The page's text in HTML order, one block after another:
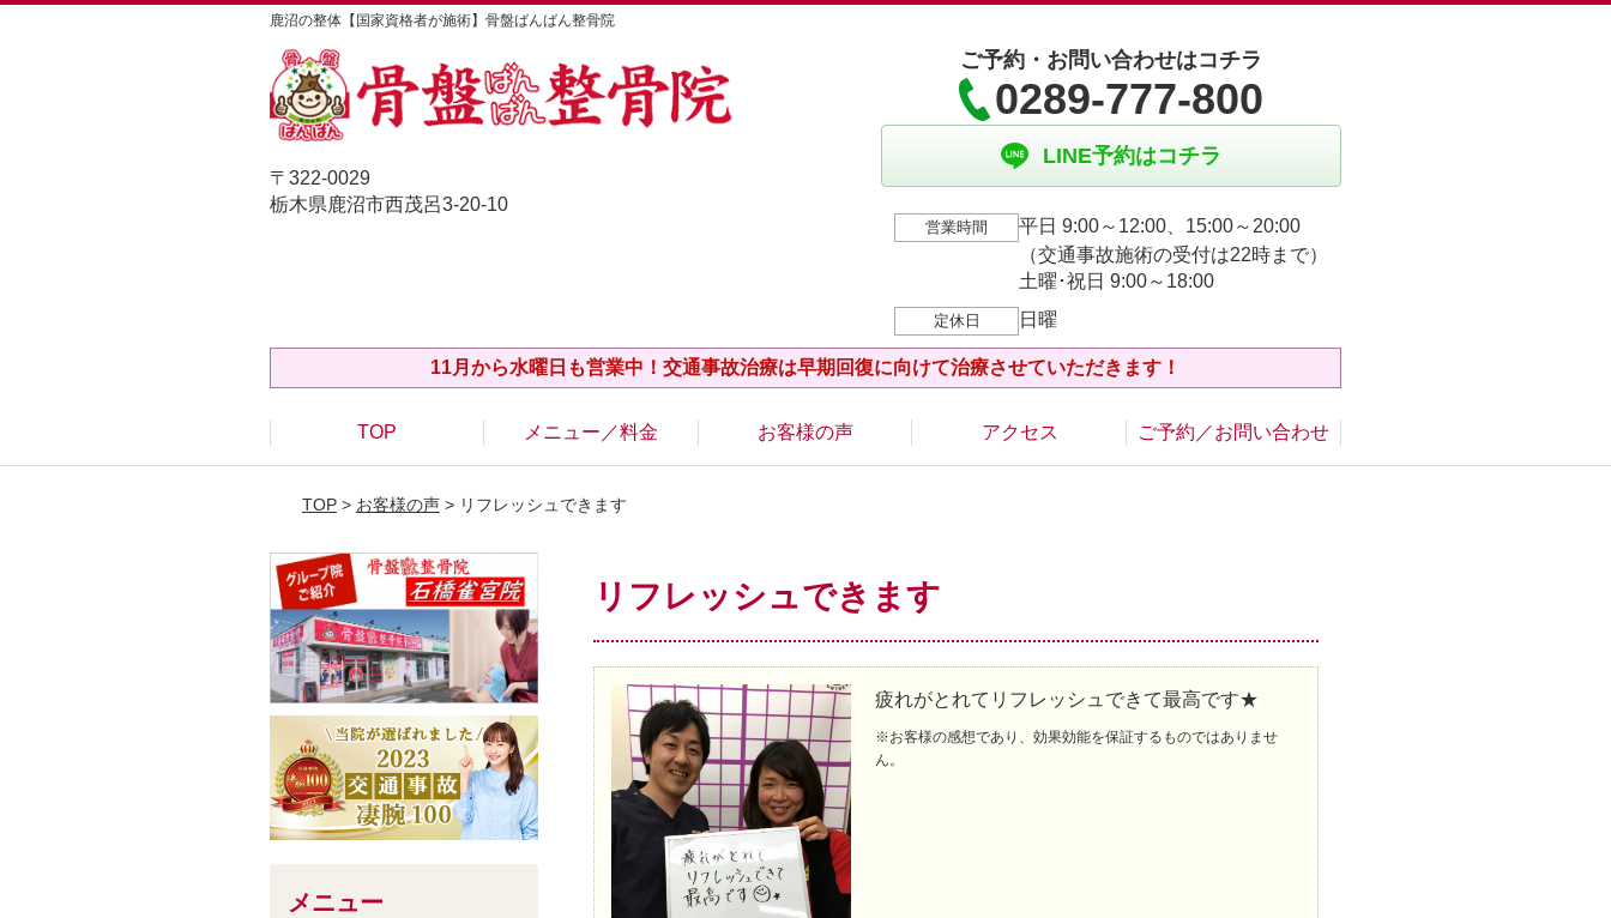
鹿沼の整体【国家資格者が施術】骨盤ばんばん整骨院
〒322-0029
栃木県鹿沼市西茂呂3-20-10
ご予約・お問い合わせはコチラ
0289-777-800
LINE予約はコチラ
営業時間
平日 9:00～12:00、15:00～20:00
（交通事故施術の受付は22時まで）
土曜･祝日 9:00～18:00
定休日 日曜
11月から水曜日も営業中！交通事故治療は早期回復に向けて治療させていただきます！
TOP メニュー／料金 お客様の声 アクセス ご予約／お問い合わせ
TOP> お客様の声> リフレッシュできます
リフレッシュできます
疲れがとれてリフレッシュできて最高です★
※お客様の感想であり、効果効能を保証するものではありませ
ん。
メニュー